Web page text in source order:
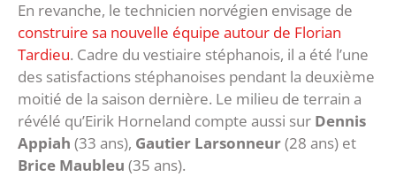
En revanche, le technicien norvégien envisage de
construire sa nouvelle équipe autour de Florian
Tardieu. Cadre du vestiaire stéphanois, il a été l’une
des satisfactions stéphanoises pendant la deuxième
moitié de la saison dernière. Le milieu de terrain a
révélé qu’Eirik Horneland compte aussi sur Dennis
Appiah (33 ans), Gautier Larsonneur(28 ans) et
Brice Maubleu (35 ans).